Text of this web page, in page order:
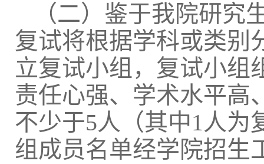
（二）鉴于我院研
复试将根据学科或类别
立复试小组，复试小组
责任心强、学术水平高
不少于5人（其中1人为
组成员名单经学院招生